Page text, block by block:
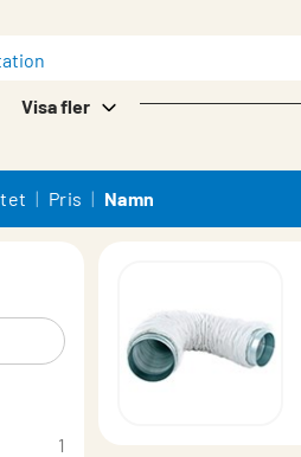
Visa fler
Pris Namn
Filtrera produkter
1